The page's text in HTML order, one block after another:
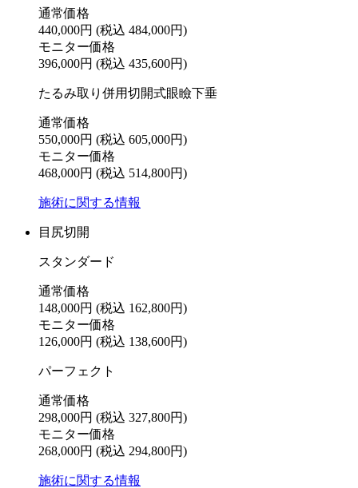
通常価格
440,000円 (税込 484,000円)
モニター価格
396,000円 (税込 435,600円)
たるみ取り併用切開式眼瞼下垂
通常価格
550,000円 (税込 605,000円)
モニター価格
468,000円 (税込 514,800円)
施術に関する情報
目尻切開
スタンダード
通常価格
148,000円 (税込 162,800円)
モニター価格
126,000円 (税込 138,600円)
パーフェクト
通常価格
298,000円 (税込 327,800円)
モニター価格
268,000円 (税込 294,800円)
施術に関する情報